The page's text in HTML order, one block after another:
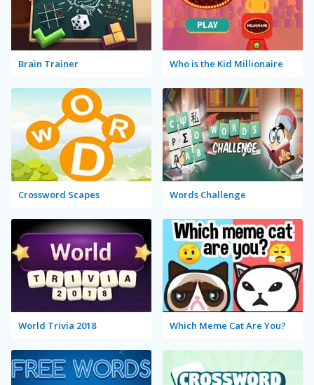
Brain Trainer Who is the Kid Millionaire
Crossword Scapes Words Challenge
World Trivia 2018 Which Meme Cat Are You?